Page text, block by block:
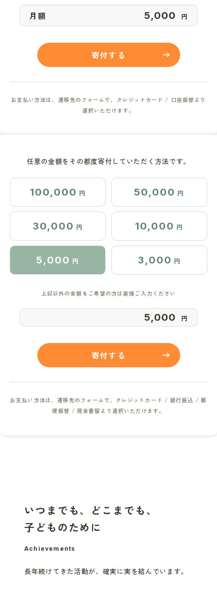
月額 円
寄付する
お支払い方法は、遷移先のフォームで、クレジットカード / 口座振替より
選択いただけます。
任意の金額をその都度寄付していただく方法です。
100,000 円 50,000 円
30,000 円 10,000 円
5,000 円 3,000 円
上記以外の金額をご希望の方は直接ご入力ください
円
寄付する
お支払い方法は、遷移先のフォームで、
クレジットカード / 銀行振込 / 郵
便振替 / 現金書留より選択いただけます。
いつまでも、どこまでも、
子どものために
Achievements
長年続けてきた活動が、 確実に実を結んでいます。